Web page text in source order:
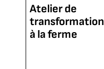
Atelier de
transformation
à la ferme